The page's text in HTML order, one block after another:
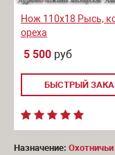
Нож 110х18 Рысь,
ореха
5 500 руб
БЫСТРЫЙ
Назначение: